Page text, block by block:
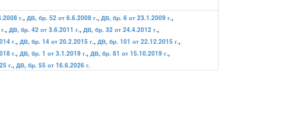
г., ДВ, бр. 52 от 6.6.2008 г., ДВ, бр. 6 от 23.1.2009 г.,
, ДВ, бр. 42 от 3.6.2011 г., ДВ, бр. 32 от 24.4.2012 г.,
г., ДВ, бр. 14 от 20.2.2015 г., ДВ, бр. 101 от 22.12.2015 г.,
г., ДВ, бр. 1 от 3.1.2019 г., ДВ, бр. 81 от 15.10.2019 г.,
г., ДВ, бр. 55 от 16.6.2026 г.